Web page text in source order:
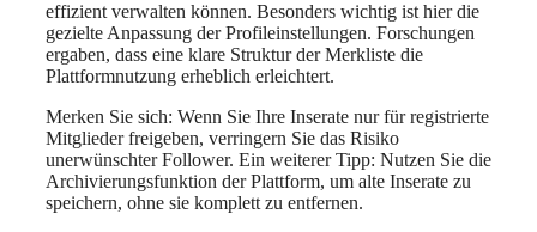
effizient verwalten können. Besonders wichtig ist hier die
gezielte Anpassung der Profileinstellungen. Forschungen
ergaben, dass eine klare Struktur der Merkliste die
Plattformnutzung erheblich erleichtert.
Merken Sie sich: Wenn Sie Ihre Inserate nur für registrierte
Mitglieder freigeben, verringern Sie das Risiko
unerwünschter Follower. Ein weiterer Tipp: Nutzen Sie die
Archivierungsfunktion der Plattform, um alte Inserate zu
speichern, ohne sie komplett zu entfernen.